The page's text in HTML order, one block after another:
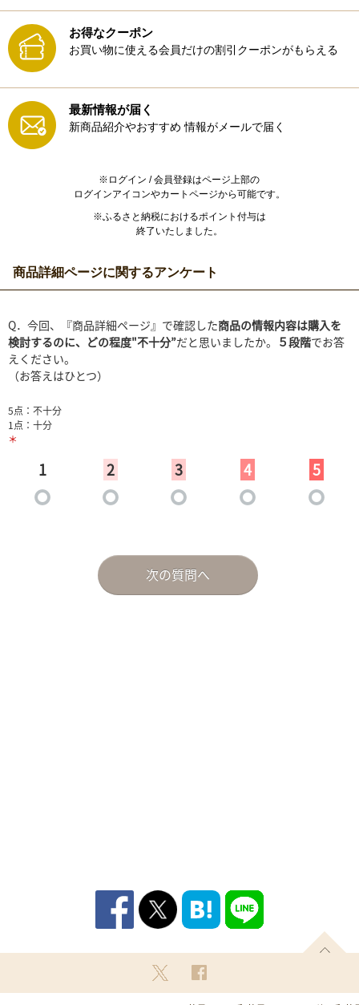
お得なクーポン
お買い物に使える会員だけの割引クーポンがもらえる
最新情報が届く
新商品紹介やおすすめ 情報がメールで届く
※ログイン / 会員登録はページ上部の
ログインアイコンやカートページから可能です。
※ふるさと納税におけるポイント付与は
終了いたしました。
商品詳細ページに関するアンケート